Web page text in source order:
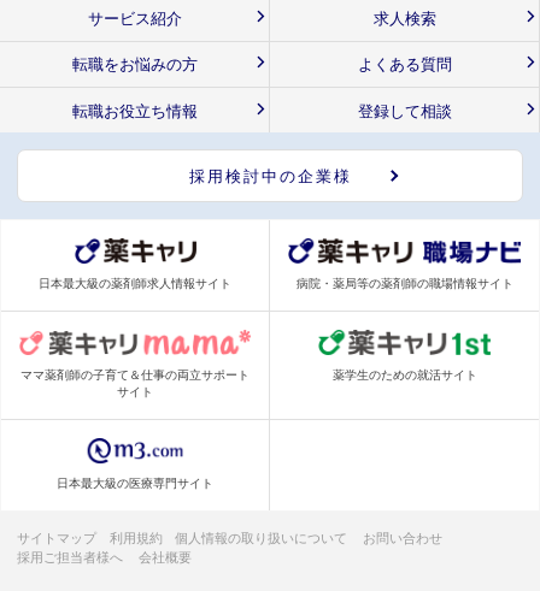
サービス紹介 求人検索
転職をお悩みの方 よくある質問
転職お役立ち情報 登録して相談
採用検討中の企業様
日本最大級の薬剤師求人情報サイト 病院・薬局等の薬剤師の職場情報サイト
ママ薬剤師の子育て＆仕事の両立サポート
サイト
薬学生のための就活サイト
日本最大級の医療専門サイト
サイトマップ 利用規約 個人情報の取り扱いについて
お問い合わせ
採用ご担当者様へ
会社概要